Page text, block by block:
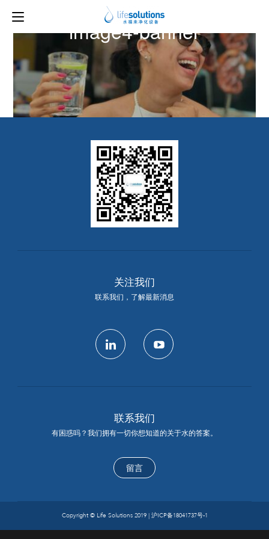
下一图片
image4-banner
关注我们
联系我们，了解最新消息
联系我们
有困惑吗？我们拥有一切你想知道的关于水的答案。
留言
Copyright © Life Solutions 2019 | 沪ICP备18041737号-1